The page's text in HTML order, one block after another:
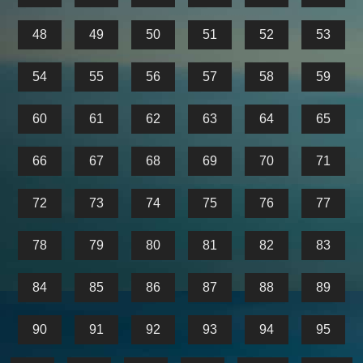
48 49 50 51 52 53
54 55 56 57 58 59
60 61 62 63 64 65
66 67 68 69 70 71
72 73 74 75 76 77
78 79 80 81 82 83
84 85 86 87 88 89
90 91 92 93 94 95